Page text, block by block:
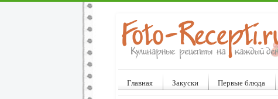
Главная Закуски Первые блюда